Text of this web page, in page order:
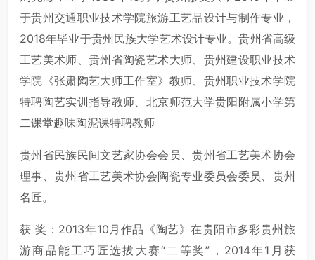
于贵州交通职业技术学院旅游工艺品设计与制作专业，
2018年毕业于贵州民族大学艺术设计专业。贵州省高级
工艺美术师、贵州省陶瓷艺术大师、贵州建设职业技术
学院《张肃陶艺大师工作室》教师、贵州职业技术学院
特聘陶艺实训指导教师、北京师范大学贵阳附属小学第
二课堂趣味陶泥课特聘教师
贵州省民族民间文艺家协会会员、贵州省工艺美术协会
理事、贵州省工艺美术协会陶瓷专业委员会委员、贵州
名匠。
获 奖：2013年10月作品《陶艺》在贵阳市多彩贵州旅
游商品能工巧匠选拔大赛“二等奖”，2014年1月获